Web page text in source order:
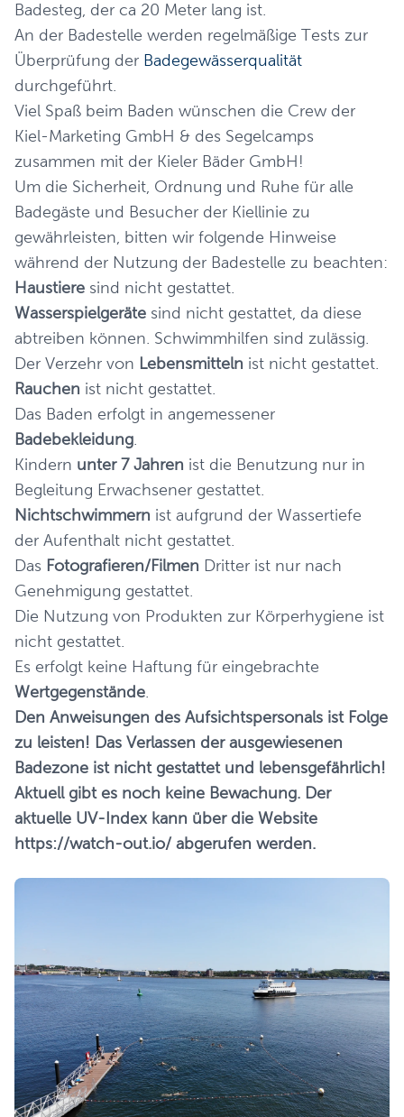
Badesteg, der ca 20 Meter lang ist.
An der Badestelle werden regelmäßige Tests zur
Überprüfung der Badegewässerqualität
durchgeführt.
Viel Spaß beim Baden wünschen die Crew der
Kiel-Marketing GmbH & des Segelcamps
zusammen mit der Kieler Bäder GmbH!
Um die Sicherheit, Ordnung und Ruhe für alle
Badegäste und Besucher der Kiellinie zu
gewährleisten, bitten wir folgende Hinweise
während der Nutzung der Badestelle zu beachten:
Haustiere sind nicht gestattet.
Wasserspielgeräte sind nicht gestattet, da diese
abtreiben können. Schwimmhilfen sind zulässig.
Der Verzehr von Lebensmitteln ist nicht gestattet.
Rauchen ist nicht gestattet.
Das Baden erfolgt in angemessener
Badebekleidung.
Kindern unter 7 Jahren ist die Benutzung nur in
Begleitung Erwachsener gestattet.
Nichtschwimmern ist aufgrund der Wassertiefe
der Aufenthalt nicht gestattet.
Das Fotografieren/Filmen Dritter ist nur nach
Genehmigung gestattet.
Die Nutzung von Produkten zur Körperhygiene ist
nicht gestattet.
Es erfolgt keine Haftung für eingebrachte
Wertgegenstände.
Den Anweisungen des Aufsichtspersonals ist Folge
zu leisten! Das Verlassen der ausgewiesenen
Badezone ist nicht gestattet und lebensgefährlich!
Aktuell gibt es noch keine Bewachung. Der
aktuelle UV-Index kann über die Website
https://watch-out.io/ abgerufen werden.